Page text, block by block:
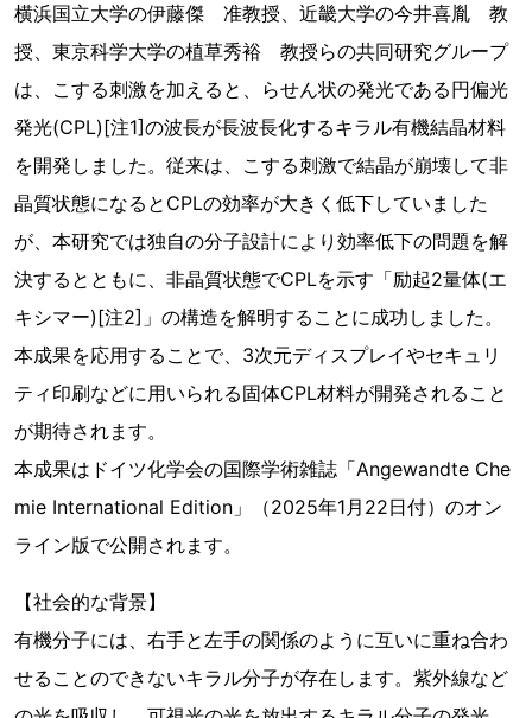
横浜国立大学の伊藤傑 准教授、近畿大学の今井喜胤 教
授、東京科学大学の植草秀裕 教授らの共同研究グループ
は、こする刺激を加えると、らせん状の発光である円偏光
発光(CPL)[注1]の波長が長波長化するキラル有機結晶材料
を開発しました。従来は、こする刺激で結晶が崩壊して非
晶質状態になるとCPLの効率が大きく低下していました
が、本研究では独自の分子設計により効率低下の問題を解
決するとともに、非晶質状態でCPLを示す「励起2量体(エ
キシマー)[注2]」の構造を解明することに成功しました。
本成果を応用することで、3次元ディスプレイやセキュリ
ティ印刷などに用いられる固体CPL材料が開発されること
が期待されます。
本成果はドイツ化学会の国際学術雑誌「Angewandte Che
mie International Edition」（2025年1月22日付）のオン
ライン版で公開されます。
【社会的な背景】
有機分子には、右手と左手の関係のように互いに重ね合わ
せることのできないキラル分子が存在します。紫外線など